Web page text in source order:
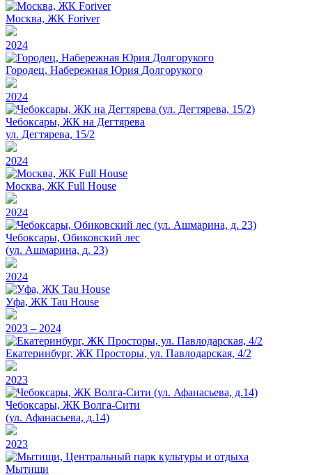
Москва, ЖК Foriver
2024
Городец, Набережная Юрия Долгорукого
2024
Чебоксары, ЖК на Дегтярева
ул. Дегтярева, 15/2
2024
Москва, ЖК Full House
2024
Чебоксары, Обиковский лес
(ул. Ашмарина, д. 23)
2024
Уфа, ЖК Tau House
2023 – 2024
Екатеринбург, ЖК Просторы, ул. Павлодарская, 4/2
2023
Чебоксары, ЖК Волга-Сити
(ул. Афанасьева, д.14)
2023
Мытищи